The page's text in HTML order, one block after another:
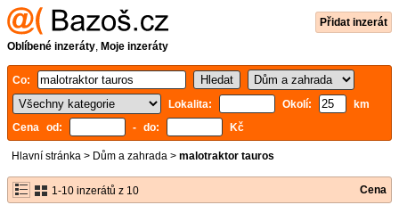
Přidat inzerát
Oblíbené inzeráty, Moje inzeráty
Co:
Lokalita:
Okolí:
km
Cena od:
- do: Kč
Hlavní stránka > Dům a zahrada > malotraktor tauros
1-10 inzerátů z 10 Cena